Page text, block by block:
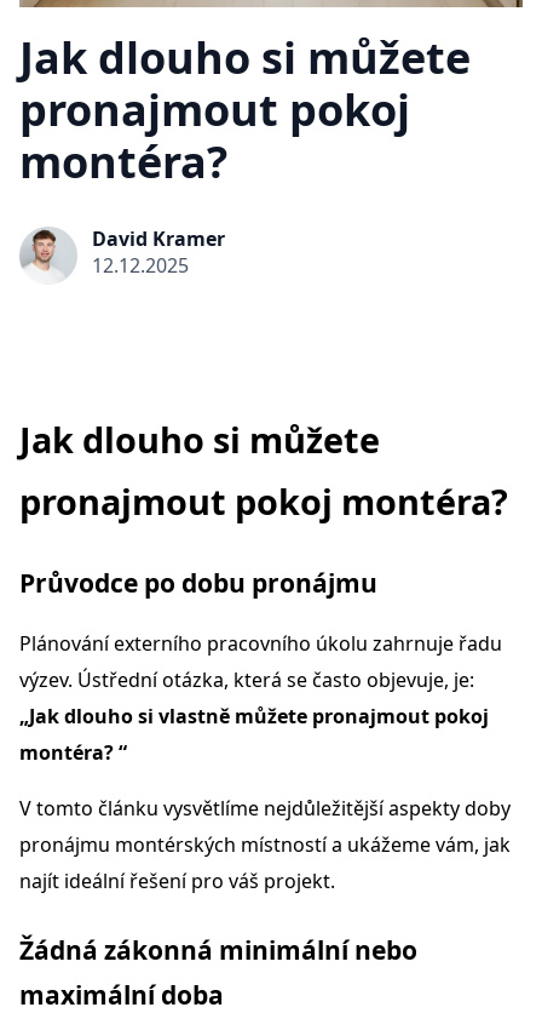
Jak dlouho si můžete
pronajmout pokoj
montéra?
David Kramer
12.12.2025
Jak dlouho si můžete
pronajmout pokoj montéra?
Průvodce po dobu pronájmu
Plánování externího pracovního úkolu zahrnuje řadu
výzev. Ústřední otázka, která se často objevuje, je:
„Jak dlouho si vlastně můžete pronajmout pokoj
montéra? “
V tomto článku vysvětlíme nejdůležitější aspekty doby
pronájmu montérských místností a ukážeme vám, jak
najít ideální řešení pro váš projekt.
Žádná zákonná minimální nebo
maximální doba